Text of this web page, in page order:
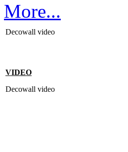
More...
Decowall video
VIDEO
Decowall video